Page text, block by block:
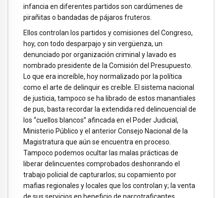
infancia en diferentes partidos son cardúmenes de
pirañitas o bandadas de pájaros fruteros.
Ellos controlan los partidos y comisiones del Congreso,
hoy, con todo desparpajo y sin vergüenza, un
denunciado por organización criminal y lavado es
nombrado presidente de la Comisión del Presupuesto.
Lo que era increíble, hoy normalizado por la política
como el arte de delinquir es creíble. El sistema nacional
de justicia, tampoco se ha librado de estos manantiales
de pus, basta recordar la extendida red delincuencial de
los “cuellos blancos” afincada en el Poder Judicial,
Ministerio Público y el anterior Consejo Nacional de la
Magistratura que aún se encuentra en proceso.
Tampoco podemos ocultar las malas prácticas de
liberar delincuentes comprobados deshonrando el
trabajo policial de capturarlos; su copamiento por
mafias regionales y locales que los controlan y; la venta
de sus servicios en beneficio de narcotraficantes.